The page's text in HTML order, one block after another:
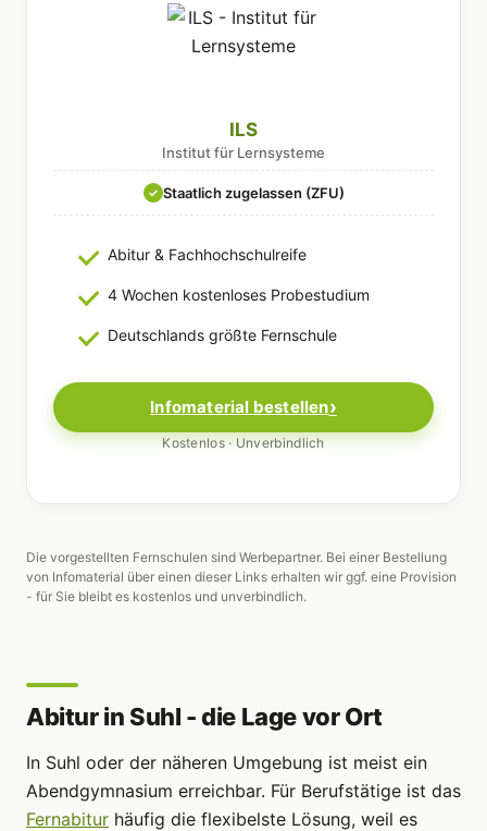
ILS
Institut für Lernsysteme
✓ Staatlich zugelassen (ZFU)
Abitur & Fachhochschulreife
4 Wochen kostenloses Probestudium
Deutschlands größte Fernschule
Infomaterial bestellen
Kostenlos · Unverbindlich
Die vorgestellten Fernschulen sind Werbepartner. Bei einer Bestellung
von Infomaterial über einen dieser Links erhalten wir ggf. eine Provision
- für Sie bleibt es kostenlos und unverbindlich.
Abitur in Suhl - die Lage vor Ort
In Suhl oder der näheren Umgebung ist meist ein
Abendgymnasium erreichbar. Für Berufstätige ist das
Fernabitur häufig die flexibelste Lösung, weil es